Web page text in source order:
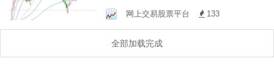
益！网上交易股票平台 133
全部加载完成